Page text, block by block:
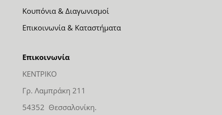
Κουπόνια & Διαγωνισμοί
Επικοινωνία & Καταστήματα
Επικοινωνία
ΚΕΝΤΡΙΚΟ
Γρ. Λαμπράκη 211
54352 Θεσσαλονίκη.